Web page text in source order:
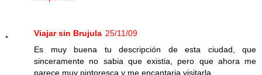
Viajar sin Brujula 25/11/09
Es muy buena tu descripción de esta ciudad, que
sinceramente no sabia que existia, pero que ahora me
parece muy pintoresca y me encantaria visitarla